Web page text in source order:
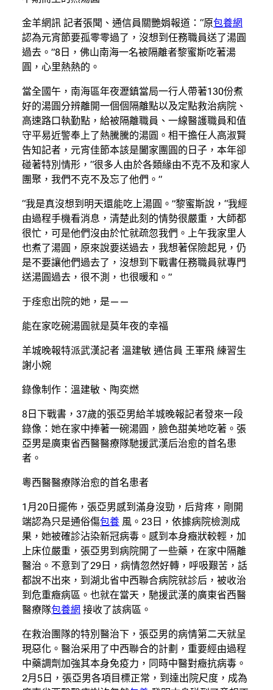
金羊網訊 記者張聞、通信員關艷娟報道：“原包養網
認為元宵節要孤零零過了，沒想到任務職員送了湯圓
過去。”8日，佛山南海一名被隔離者黎蜜斯吃著湯
圓，心里熱熱的。
當全國午，南海區年夜瀝鎮當局一行人帶著130份煮
好的湯圓分辨離開一個個隔離點以及定點救治病院、
高速路口執勤點，給被隔離職員、一線醫護職員和值
守平易近警奉上了熱騰騰的湯圓。相干擔任人高淑賢
告知記者，元宵佳節本該是闔家團圓的日子，本年卻
碰著特別情形，“很多人由於各類緣由不克不及和家人
團聚，我們不克不及忘了他們。”
“我是真沒想到明天還能吃上湯圓。”黎蜜斯說，“我經
由過程手機看消息，清楚此刻的情勢很嚴重，大師都
很忙，可是他們沒由於忙就疏忽我們。上午我家里人
也煮了湯圓，原來說要送過去，我想著保險起見，仍
是不要讓他們過去了，沒想到下戰書任務職員就專門
送湯圓過去，很不測，也很暖和。”
于痊愈出院的她，是——
能在家吃碗湯圓就是莫年夜的幸福
羊城晚報特派武漢記者 溫建敏 通信員 王軍飛 練習生
謝小婉
錄像制作：溫建敏、陶奕燃
8日下戰書，37歲的張亞男給羊城晚報記者發來一段
錄像：她在家中捧著一碗湯圓，臉色甜美地吃著。張
亞男是廣東省西醫醫療隊馳援武漢后治愈的首名患
者。
粵西醫醫療隊治愈的首名患者
1月20日擺佈，張亞男感到滿身沒勁，后背疼，剛開
端認為只是通俗傷包養 風。23日，依據病院檢測成
果，她被確診沾染新冠病毒。感到本身癥狀較輕，加
上床位嚴重，張亞男到病院開了一些藥，在家中隔離
醫治。不意到了29日，病情忽然好轉，呼吸艱苦，話
都說不出來，到湖北省中西聯合病院就診后，被收治
到危重癥病區。也就在當天，馳援武漢的廣東省西醫
醫療隊包養網 接收了該病區。
在救治團隊的特別醫治下，張亞男的病情第二天就呈
現惡化。醫治采用了中西聯合的計劃，重要經由過程
中藥調劑加強其本身免疫力，同時中醫對癥抗病毒。
2月5日，張亞男各項目標正常，到達出院尺度，成為